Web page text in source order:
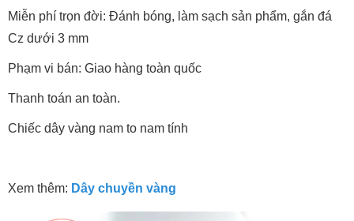
Miễn phí trọn đời: Đánh bóng, làm sạch sản phẩm, gắn đá
Cz dưới 3 mm
Phạm vi bán: Giao hàng toàn quốc
Thanh toán an toàn.
Chiếc dây vàng nam to nam tính
Xem thêm: Dây chuyền vàng